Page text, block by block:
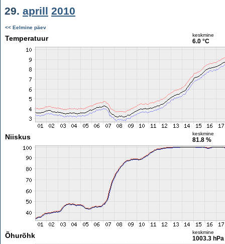
29. aprill 2010
<< Eelmine päev
Temperatuur keskmine
6.0 °C
Niiskus keskmine
81.8 %
Õhurõhk keskmine
1003.3 hPa